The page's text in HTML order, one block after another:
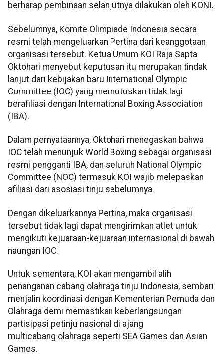
berharap pembinaan selanjutnya dilakukan oleh KONI.
Sebelumnya, Komite Olimpiade Indonesia secara
resmi telah mengeluarkan Pertina dari keanggotaan
organisasi tersebut. Ketua Umum KOI Raja Sapta
Oktohari menyebut keputusan itu merupakan tindak
lanjut dari kebijakan baru International Olympic
Committee (IOC) yang memutuskan tidak lagi
berafiliasi dengan International Boxing Association
(IBA).
Dalam pernyataannya, Oktohari menegaskan bahwa
IOC telah menunjuk World Boxing sebagai organisasi
resmi pengganti IBA, dan seluruh National Olympic
Committee (NOC) termasuk KOI wajib melepaskan
afiliasi dari asosiasi tinju sebelumnya.
Dengan dikeluarkannya Pertina, maka organisasi
tersebut tidak lagi dapat mengirimkan atlet untuk
mengikuti kejuaraan-kejuaraan internasional di bawah
naungan IOC.
Untuk sementara, KOI akan mengambil alih
penanganan cabang olahraga tinju Indonesia, sembari
menjalin koordinasi dengan Kementerian Pemuda dan
Olahraga demi memastikan keberlangsungan
partisipasi petinju nasional di ajang
multicabang olahraga seperti SEA Games dan Asian
Games.